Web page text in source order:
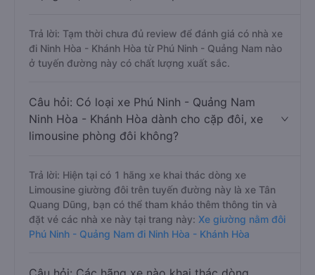
Trả lời: Tạm thời chưa đủ review để đánh giá có nhà xe
đi Ninh Hòa - Khánh Hòa từ Phú Ninh - Quảng Nam nào
ở tuyến đường này có chất lượng xuất sắc.
Câu hỏi: Có loại xe Phú Ninh - Quảng Nam
Ninh Hòa - Khánh Hòa dành cho cặp đôi, xe
limousine phòng đôi không?
Trả lời: Hiện tại có 1 hãng xe khai thác dòng xe
Limousine giường đôi trên tuyến đường này là xe Tân
Quang Dũng, bạn có thể tham khảo thêm thông tin và
đặt vé các nhà xe này tại trang này: Xe giường nằm đôi
Phú Ninh - Quảng Nam đi Ninh Hòa - Khánh Hòa